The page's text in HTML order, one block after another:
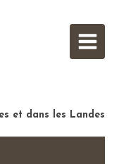
et dans les Landes